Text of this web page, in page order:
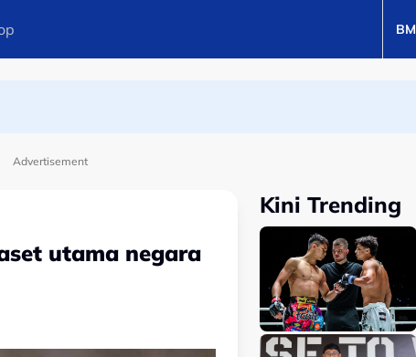
BM
Advertisement
utama negara
Kini Trending